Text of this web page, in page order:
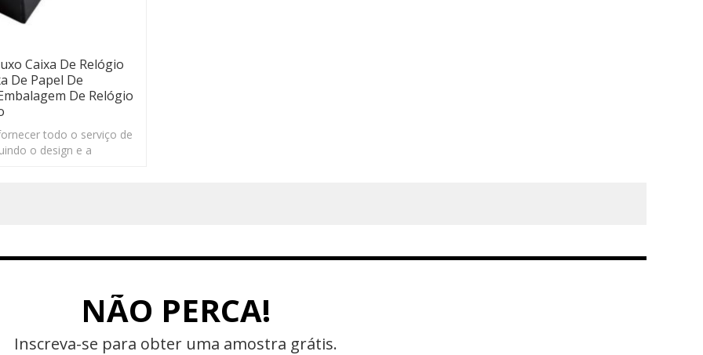
Caixa De Relógio
De Papel De
De Relógio
todo o serviço de
o design e a
NÃO PERCA!
Inscreva-se para obter uma amostra grátis.